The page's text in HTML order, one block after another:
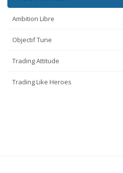
Ambition Libre
Objectif Tune
Trading Attitude
Trading Like Heroes